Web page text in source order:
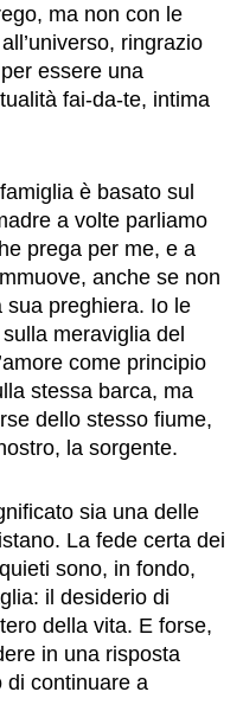
ma non con le
ringrazio
essere una
fai-da-te, intima
è basato sul
a volte parliamo
prega per me, e a
anche se non
sua preghiera. Io le
meraviglia del
come principio
stessa barca, ma
dello stesso fiume,
la sorgente.
sia una delle
La fede certa dei
sono, in fondo,
il desiderio di
della vita. E forse,
in una risposta
di continuare a